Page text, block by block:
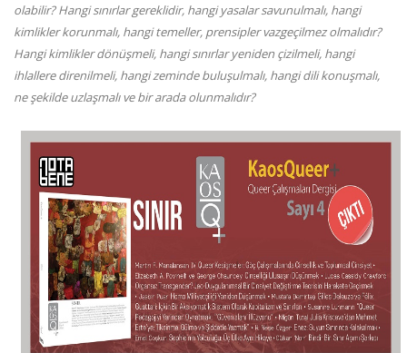
olabilir? Hangi sınırlar gereklidir, hangi yasalar savunulmalı, hangi
kimlikler korunmalı, hangi temeller, prensipler vazgeçilmez olmalıdır?
Hangi kimlikler dönüşmeli, hangi sınırlar yeniden çizilmeli, hangi
ihlallere direnilmeli, hangi zeminde buluşulmalı, hangi dili konuşmalı,
ne şekilde uzlaşmalı ve bir arada olunmalıdır?